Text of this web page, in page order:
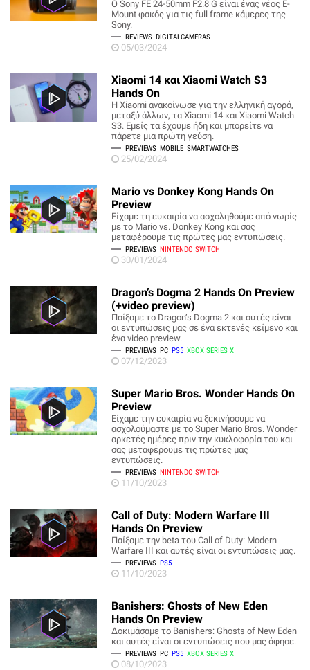
Ο Sony FE 24-50mm F2.8 G είναι ένας νέος Ε-
Mount φακός για τις full frame κάμερες της
Sony.
REVIEWS DIGITALCAMERAS
05/03/2024
Xiaomi 14 και Xiaomi Watch S3
Hands On
Η Xiaomi ανακοίνωσε για την ελληνική αγορά,
μεταξύ άλλων, τα Xiaomi 14 και Xiaomi Watch
S3. Εμείς τα έχουμε ήδη και μπορείτε να
πάρετε μια πρώτη γεύση.
PREVIEWS MOBILE SMARTWATCHES
25/02/2024
Mario vs Donkey Kong Hands On
Preview
Είχαμε τη ευκαιρία να ασχοληθούμε από νωρίς
με το Mario vs. Donkey Kong και σας
μεταφέρουμε τις πρώτες μας εντυπώσεις.
PREVIEWS NINTENDO SWITCH
30/01/2024
Dragon’s Dogma 2 Hands On Preview
(+video preview)
Παίξαμε το Dragon’s Dogma 2 και αυτές είναι
οι εντυπώσεις μας σε ένα εκτενές κείμενο και
ένα video preview.
PREVIEWS PC PS5 XBOX SERIES X
07/12/2023
Super Mario Bros. Wonder Hands On
Preview
Είχαμε την ευκαιρία να ξεκινήσουμε να
ασχολούμαστε με το Super Mario Bros. Wonder
αρκετές ημέρες πριν την κυκλοφορία του και
σας μεταφέρουμε τις πρώτες μας
εντυπώσεις.
PREVIEWS NINTENDO SWITCH
11/10/2023
Call of Duty: Modern Warfare III
Hands On Preview
Παίξαμε την beta του Call of Duty: Modern
Warfare III και αυτές είναι οι εντυπώσεις μας.
PREVIEWS PS5
11/10/2023
Banishers: Ghosts of New Eden
Hands On Preview
Δοκιμάσαμε το Banishers: Ghosts of New Eden
και αυτές είναι οι εντυπώσεις που μας άφησε.
PREVIEWS PC PS5 XBOX SERIES X
08/10/2023